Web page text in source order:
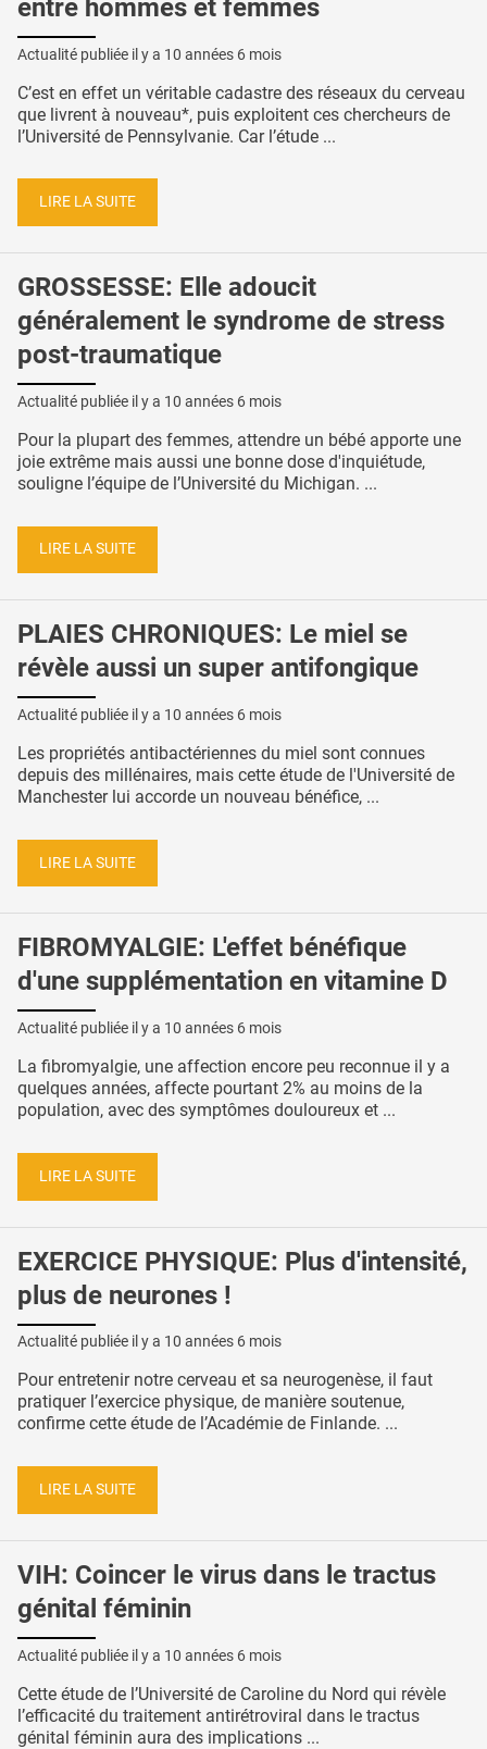
entre hommes et femmes
Actualité publiée il y a 10 années 6 mois
C’est en effet un véritable cadastre des réseaux du cerveau
que livrent à nouveau*, puis exploitent ces chercheurs de
l’Université de Pennsylvanie. Car l’étude ...
LIRE LA SUITE
GROSSESSE: Elle adoucit
généralement le syndrome de stress
post-traumatique
Actualité publiée il y a 10 années 6 mois
Pour la plupart des femmes, attendre un bébé apporte une
joie extrême mais aussi une bonne dose d'inquiétude,
souligne l’équipe de l’Université du Michigan. ...
LIRE LA SUITE
PLAIES CHRONIQUES: Le miel se
révèle aussi un super antifongique
Actualité publiée il y a 10 années 6 mois
Les propriétés antibactériennes du miel sont connues
depuis des millénaires, mais cette étude de l'Université de
Manchester lui accorde un nouveau bénéfice, ...
LIRE LA SUITE
FIBROMYALGIE: L'effet bénéfique
d'une supplémentation en vitamine D
Actualité publiée il y a 10 années 6 mois
La fibromyalgie, une affection encore peu reconnue il y a
quelques années, affecte pourtant 2% au moins de la
population, avec des symptômes douloureux et ...
LIRE LA SUITE
EXERCICE PHYSIQUE: Plus d'intensité,
plus de neurones !
Actualité publiée il y a 10 années 6 mois
Pour entretenir notre cerveau et sa neurogenèse, il faut
pratiquer l’exercice physique, de manière soutenue,
confirme cette étude de l’Académie de Finlande. ...
LIRE LA SUITE
VIH: Coincer le virus dans le tractus
génital féminin
Actualité publiée il y a 10 années 6 mois
Cette étude de l’Université de Caroline du Nord qui révèle
l’efficacité du traitement antirétroviral dans le tractus
génital féminin aura des implications ...